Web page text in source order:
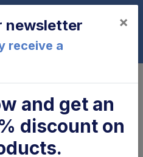
0
OK 250
newsletter
receive a
×
and get an
discount on